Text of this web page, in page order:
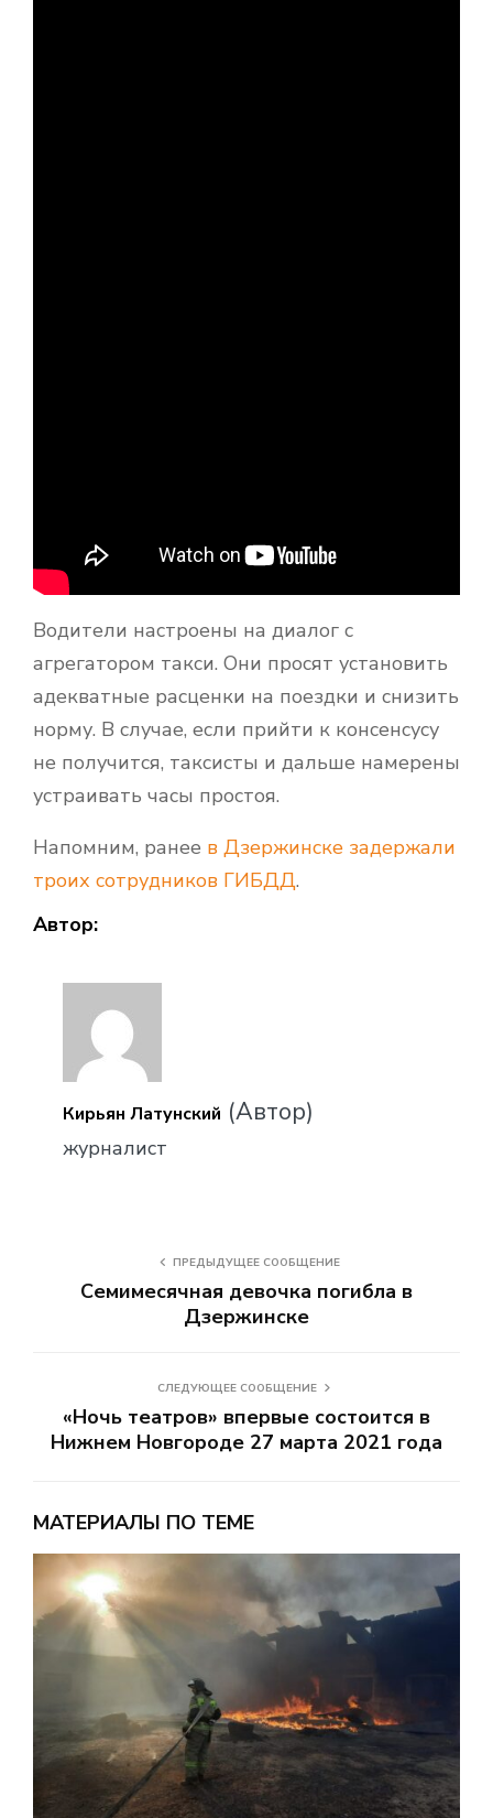
Водители настроены на диалог с
агрегатором такси. Они просят установить
адекватные расценки на поездки и снизить
норму. В случае, если прийти к консенсусу
не получится, таксисты и дальше намерены
устраивать часы простоя.
Напомним, ранее в Дзержинске задержали
троих сотрудников ГИБДД.
Автор:
Кирьян Латунский (Автор)
журналист
ПРЕДЫДУЩЕЕ СООБЩЕНИЕ
Семимесячная девочка погибла в
Дзержинске
СЛЕДУЮЩЕЕ СООБЩЕНИЕ
«Ночь театров» впервые состоится в
Нижнем Новгороде 27 марта 2021 года
МАТЕРИАЛЫ ПО ТЕМЕ